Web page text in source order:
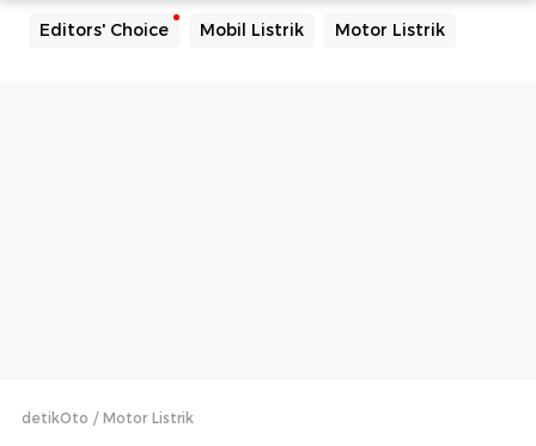
Editors' Choice Mobil Listrik Motor Listrik
detikOto Motor Listrik